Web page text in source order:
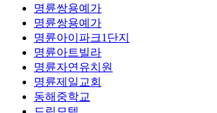
명륜쌍용예가
명륜쌍용예가
명륜아이파크1단지
명륜아트빌라
명륜자연유치원
명륜제일교회
동해중학교